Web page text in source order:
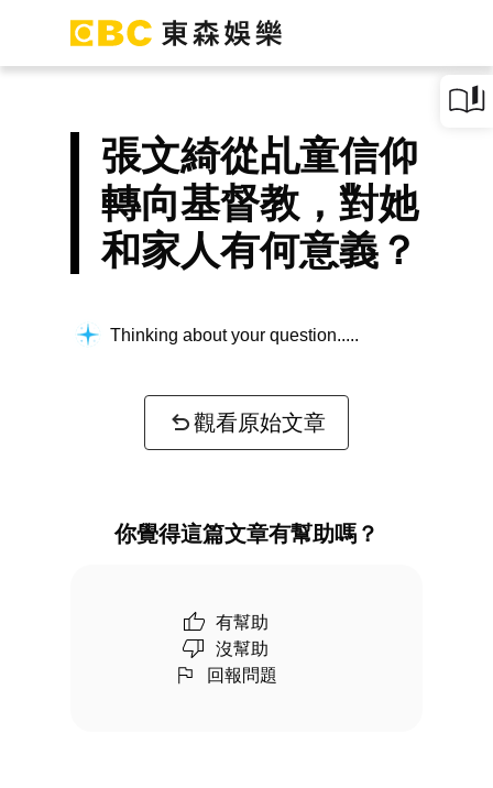
張文綺從乩童信仰
轉向基督教，對她
和家人有何意義？
Thinking about your question...
觀看原始文章
你覺得這篇文章有幫助嗎？
有幫助
沒幫助
回報問題